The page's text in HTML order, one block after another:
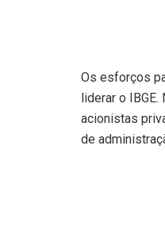
Os esforços
liderar o
acionistas
de